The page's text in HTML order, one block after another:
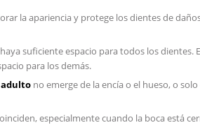
la apariencia y protege los dientes de
suficiente espacio para todos los dientes.
para los demás.
no emerge de la encía o el hueso, o
especialmente cuando la boca está